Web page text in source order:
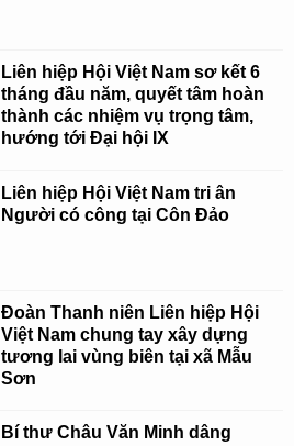
Liên hiệp Hội Việt Nam sơ kết 6
tháng đầu năm, quyết tâm hoàn
thành các nhiệm vụ trọng tâm,
hướng tới Đại hội IX
Liên hiệp Hội Việt Nam tri ân
Người có công tại Côn Đảo
Đoàn Thanh niên Liên hiệp Hội
Việt Nam chung tay xây dựng
tương lai vùng biên tại xã Mẫu
Sơn
Bí thư Châu Văn Minh dâng